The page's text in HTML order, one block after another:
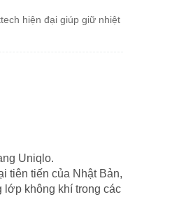
hiện đại giúp giữ nhiệt
Uniqlo.
tiên tiến của Nhật Bản,
lớp không khí trong các